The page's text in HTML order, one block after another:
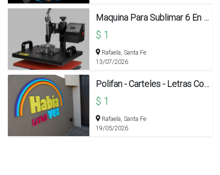
Maquina Para Sublimar 6 En 1 Y Sublimadora De Tazas/ Vasos
$ 1
Rafaela, Santa Fe
13/07/2026
Polifan - Carteles - Letras Corpóreal
$ 1
Rafaela, Santa Fe
19/05/2026